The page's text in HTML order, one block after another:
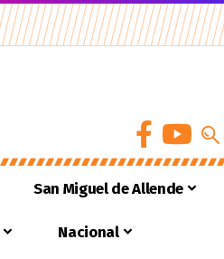
San Miguel de Allende
Nacional